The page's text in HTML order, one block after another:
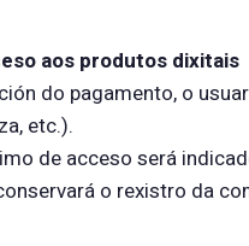
aos produtos dixitais
do pagamento, o
etc.).
de acceso será
o rexistro da